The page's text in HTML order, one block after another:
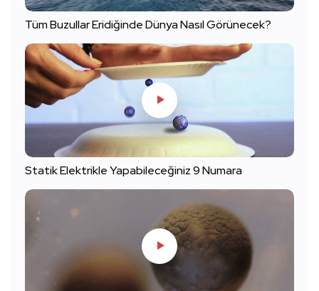
Tüm Buzullar Eridiğinde Dünya Nasıl Görünecek?
Statik Elektrikle Yapabileceğiniz 9 Numara